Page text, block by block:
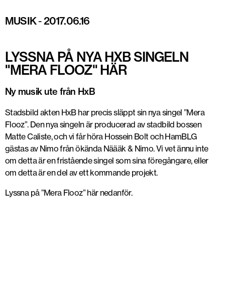
MUSIK- 2017.06.16
LYSSNA PÅ NYA HXB SINGELN
"MERA FLOOZ" HÄR
Ny musik ute från HxB
Stadsbild akten HxB har precis släppt sin nya singel ”Mera
Flooz”. Den nya singeln är producerad av stadbild bossen
Matte Caliste, och vi får höra Hossein Bolt och HamBLG
gästas av Nimo från ökända Näääk & Nimo. Vi vet ännu inte
om detta är en fristående singel som sina föregångare, eller
om detta är en del av ett kommande projekt.
Lyssna på ”Mera Flooz” här nedanför.